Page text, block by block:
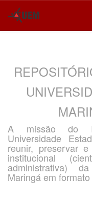
A missão do
Universidade
reunir, preservar
institucional
administrativa)
Maringá em